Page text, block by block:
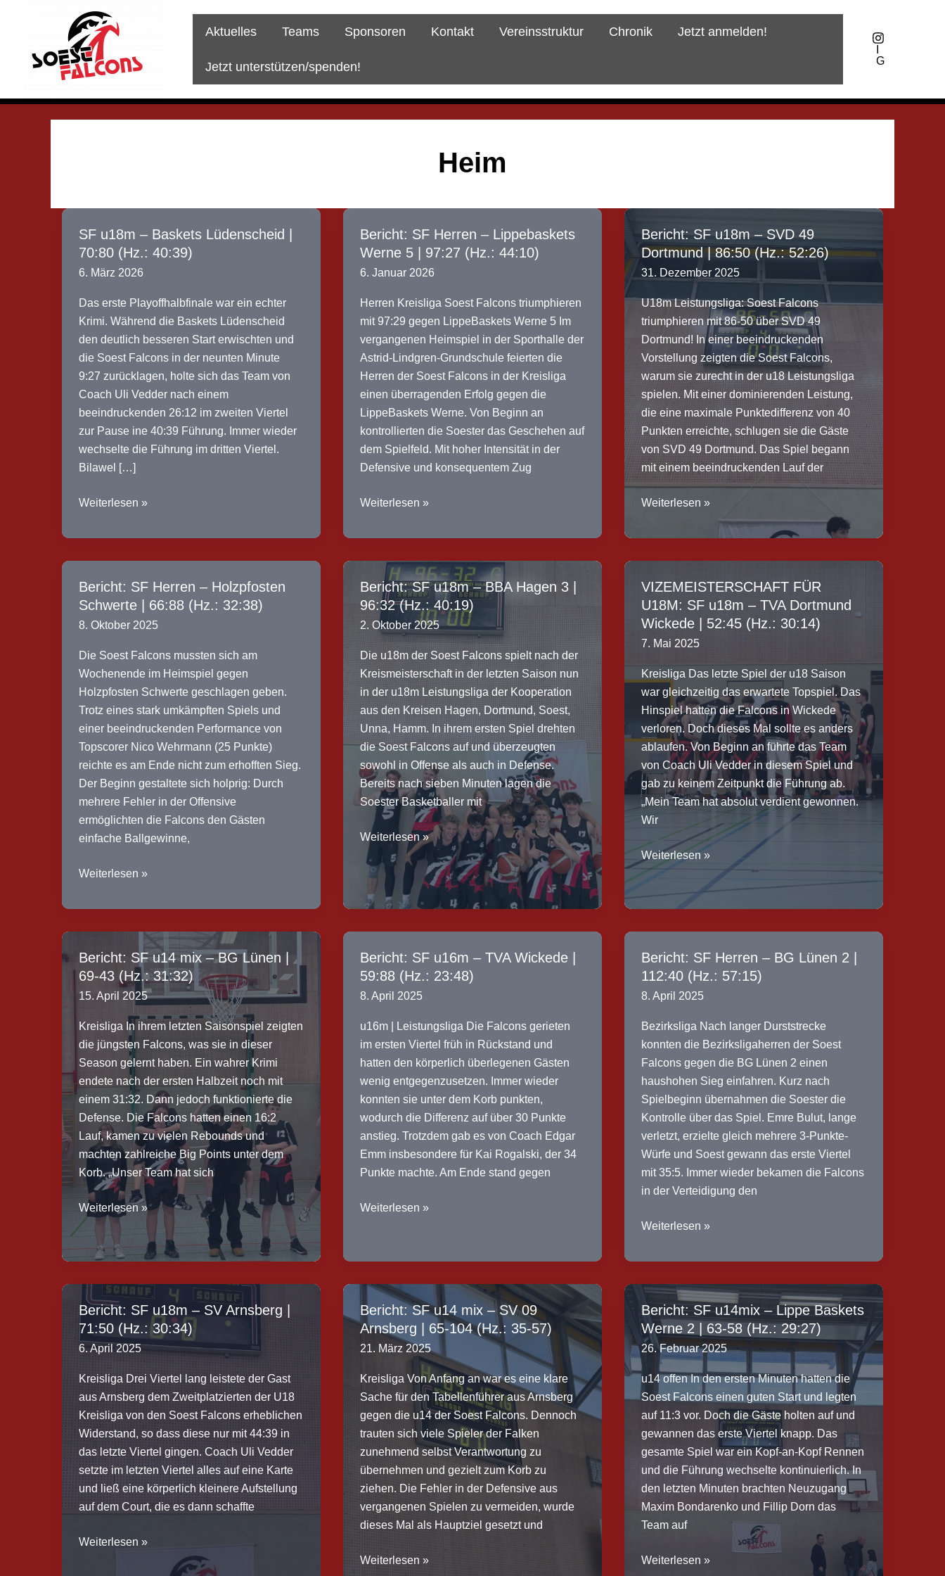
Aktuelles Teams Sponsoren Kontakt Vereinsstruktur Chronik Jetzt anmelden!
Jetzt unterstützen/spenden!
G
Heim
SF u18m – Baskets Lüdenscheid |
70:80 (Hz.: 40:39)
6. März 2026
Das erste Playoffhalbfinale war ein echter
Krimi. Während die Baskets Lüdenscheid
den deutlich besseren Start erwischten und
die Soest Falcons in der neunten Minute
9:27 zurücklagen, holte sich das Team von
Coach Uli Vedder nach einem
beeindruckenden 26:12 im zweiten Viertel
zur Pause ine 40:39 Führung. Immer wieder
wechselte die Führung im dritten Viertel.
Bilawel […]
SF
–
|
70:80
(Hz.:
40:39)
Weiterlesen »
Bericht: SF Herren – Lippebaskets
Werne 5 | 97:27 (Hz.: 44:10)
6. Januar 2026
Herren Kreisliga Soest Falcons triumphieren
mit 97:29 gegen LippeBaskets Werne 5 Im
vergangenen Heimspiel in der Sporthalle der
Astrid-Lindgren-Grundschule feierten die
Herren der Soest Falcons in der Kreisliga
einen überragenden Erfolg gegen die
LippeBaskets Werne. Von Beginn an
kontrollierten die Soester das Geschehen auf
dem Spielfeld. Mit hoher Intensität in der
Defensive und konsequentem Zug
Bericht:
Herren
Lippebaskets
Werne
5
|
97:27
(Hz.:
44:10)
Weiterlesen »
Bericht: SF u18m – SVD 49
Dortmund | 86:50 (Hz.: 52:26)
31. Dezember 2025
U18m Leistungsliga: Soest Falcons
triumphieren mit 86-50 über SVD 49
Dortmund! In einer beeindruckenden
Vorstellung zeigten die Soest Falcons,
warum sie zurecht in der u18 Leistungsliga
spielen. Mit einer dominierenden Leistung,
die eine maximale Punktedifferenz von 40
Punkten erreichte, schlugen sie die Gäste
von SVD 49 Dortmund. Das Spiel begann
mit einem beeindruckenden Lauf der
Bericht:
u18m
49
Dortmund
86:50
(Hz.:
52:26)
Weiterlesen »
Bericht: SF Herren – Holzpfosten
Schwerte | 66:88 (Hz.: 32:38)
8. Oktober 2025
Die Soest Falcons mussten sich am
Wochenende im Heimspiel gegen
Holzpfosten Schwerte geschlagen geben.
Trotz eines stark umkämpften Spiels und
einer beeindruckenden Performance von
Topscorer Nico Wehrmann (25 Punkte)
reichte es am Ende nicht zum erhofften Sieg.
Der Beginn gestaltete sich holprig: Durch
mehrere Fehler in der Offensive
ermöglichten die Falcons den Gästen
einfache Ballgewinne,
Bericht:
Herren
Schwerte
|
66:88
(Hz.:
32:38)
Weiterlesen »
Bericht: SF u18m – BBA Hagen 3 |
96:32 (Hz.: 40:19)
2. Oktober 2025
Die u18m der Soest Falcons spielt nach der
Kreismeisterschaft in der letzten Saison nun
in der u18m Leistungsliga der Kooperation
aus den Kreisen Hagen, Dortmund, Soest,
Unna, Hamm. In ihrem ersten Spiel drehten
die Soest Falcons auf und überzeugten
sowohl in Offense als auch in Defense.
Bereits nach sieben Minuten lagen die
Soester Basketballer mit
Bericht:
SF
u18m
BBA
|
96:32
(Hz.:
40:19)
Weiterlesen »
VIZEMEISTERSCHAFT FÜR
U18M: SF u18m – TVA Dortmund
Wickede | 52:45 (Hz.: 30:14)
7. Mai 2025
Kreisliga Das letzte Spiel der u18 Saison
war gleichzeitig das erwartete Topspiel. Das
Hinspiel hatten die Falcons in Wickede
verloren. Doch dieses Mal sollte es anders
ablaufen. Von Beginn an führte das Team
von Coach Uli Vedder in diesem Spiel und
gab zu keinem Zeitpunkt die Führung ab.
„Mein Team hat absolut verdient gewonnen.
Wir
VIZEMEISTERSCHAFT
FÜR
SF
TVA
Dortmund
Wickede
|
52:45
(Hz.:
30:14)
Weiterlesen »
Bericht: SF u14 mix – BG Lünen |
69-43 (Hz.: 31:32)
15. April 2025
Kreisliga In ihrem letzten Saisonspiel zeigten
die jüngsten Falcons, was sie in dieser
Season gelernt haben. Ein wahrer Krimi
endete nach der ersten Halbzeit noch mit
einem 31:32. Dann jedoch funktionierte die
Defense. Die Falcons hatten einen 16:2
Lauf, kamen zu vielen Rebounds und
machten zahlreiche Big Points unter dem
Korb. „Unser Team hat sich
Bericht:
SF
mix
BG
Lünen
69-
43
31:32)
Weiterlesen »
Bericht: SF u16m – TVA Wickede |
59:88 (Hz.: 23:48)
8. April 2025
u16m | Leistungsliga Die Falcons gerieten
im ersten Viertel früh in Rückstand und
hatten den körperlich überlegenen Gästen
wenig entgegenzusetzen. Immer wieder
konnten sie unter dem Korb punkten,
wodurch die Differenz auf über 30 Punkte
anstieg. Trotzdem gab es von Coach Edgar
Emm insbesondere für Kai Rogalski, der 34
Punkte machte. Am Ende stand gegen
Bericht:
–
Wickede
|
59:88
(Hz.:
23:48)
Weiterlesen »
Bericht: SF Herren – BG Lünen 2 |
112:40 (Hz.: 57:15)
8. April 2025
Bezirksliga Nach langer Durststrecke
konnten die Bezirksligaherren der Soest
Falcons gegen die BG Lünen 2 einen
haushohen Sieg einfahren. Kurz nach
Spielbeginn übernahmen die Soester die
Kontrolle über das Spiel. Emre Bulut, lange
verletzt, erzielte gleich mehrere 3-Punkte-
Würfe und Soest gewann das erste Viertel
mit 35:5. Immer wieder bekamen die Falcons
in der Verteidigung den
Bericht:
Herren
Lünen
2
|
112:40
(Hz.:
57:15)
Weiterlesen »
Bericht: SF u18m – SV Arnsberg |
71:50 (Hz.: 30:34)
6. April 2025
Kreisliga Drei Viertel lang leistete der Gast
aus Arnsberg dem Zweitplatzierten der U18
Kreisliga von den Soest Falcons erheblichen
Widerstand, so dass diese nur mit 44:39 in
das letzte Viertel gingen. Coach Uli Vedder
setzte im letzten Viertel alles auf eine Karte
und ließ eine körperlich kleinere Aufstellung
auf dem Court, die es dann schaffte
Bericht:
Weiterlesen »
Bericht: SF u14 mix – SV 09
Arnsberg | 65-104 (Hz.: 35-57)
21. März 2025
Kreisliga Von Anfang an war es eine klare
Sache für den Tabellenführer aus Arnsberg
gegen die u14 der Soest Falcons. Dennoch
trauten sich viele Spieler der Falken
zunehmend selbst Verantwortung zu
übernehmen und gezielt zum Korb zu
ziehen. Die Fehler in der Defensive aus
vergangenen Spielen zu vermeiden, wurde
dieses Mal als Hauptziel gesetzt und
Bericht:
Weiterlesen »
Bericht: SF u14mix – Lippe Baskets
Werne 2 | 63-58 (Hz.: 29:27)
26. Februar 2025
u14 offen In den ersten Minuten hatten die
Soest Falcons einen guten Start und legten
auf 11:3 vor. Doch die Gäste holten auf und
gewannen das erste Viertel knapp. Das
gesamte Spiel war ein Kopf-an-Kopf Rennen
und die Führung wechselte kontinuierlich. In
den letzten Minuten brachten Neuzugang
Maxim Bondarenko und Fillip Dorn das
Team auf
Bericht:
Weiterlesen »